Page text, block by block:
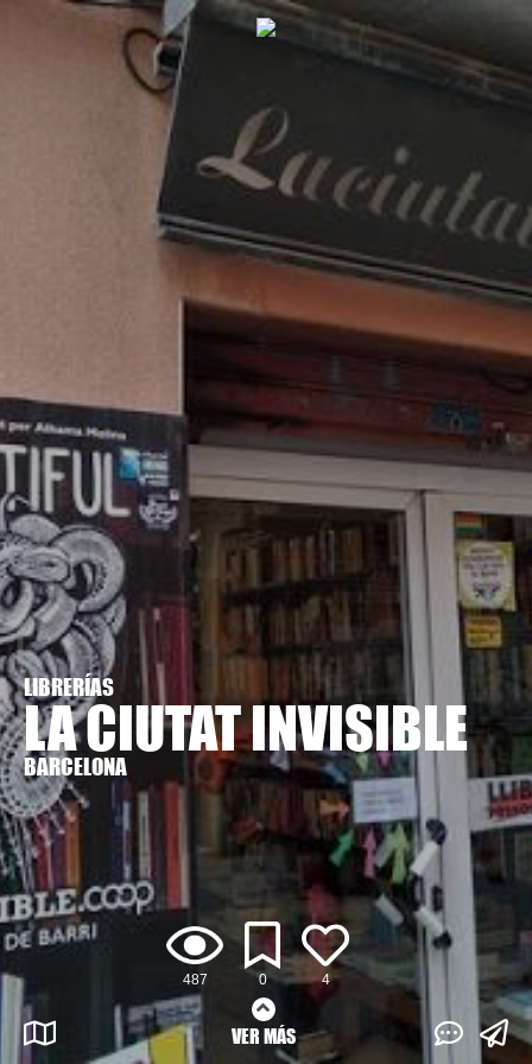
487 0 4
LIBRERÍAS
LA CIUTAT INVISIBLE
BARCELONA
VER MÁS